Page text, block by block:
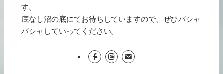
す。
底なし沼の底にてお待ちしていますので、ぜひバシャ
バシャしていってください。